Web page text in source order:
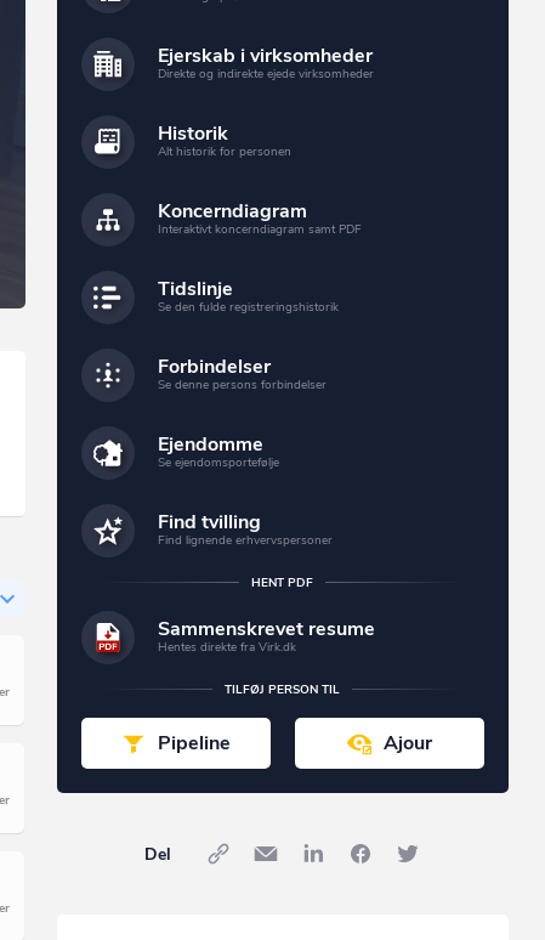
Ejerskab i virksomheder
Direkte og indirekte ejede virksomheder
Historik
Alt historik for personen
Koncerndiagram
Interaktivt koncerndiagram samt PDF
Tidslinje
Se den fulde registreringshistorik
Forbindelser
Se denne persons forbindelser
Ejendomme
Se ejendomsportefølje
Find tvilling
Find lignende erhvervspersoner
HENT PDF
Sammenskrevet resume
Hentes direkte fra Virk.dk
TILFØJ PERSON TIL
Pipeline Ajour
Del